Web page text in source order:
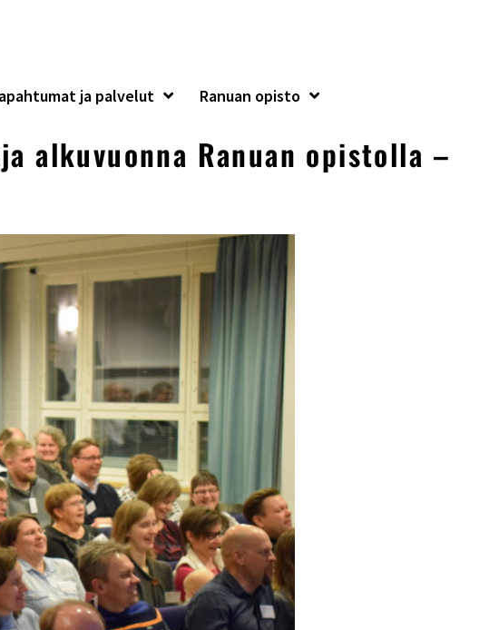
ja palvelut Ranuan opisto
alkuvuonna Ranuan opistolla –